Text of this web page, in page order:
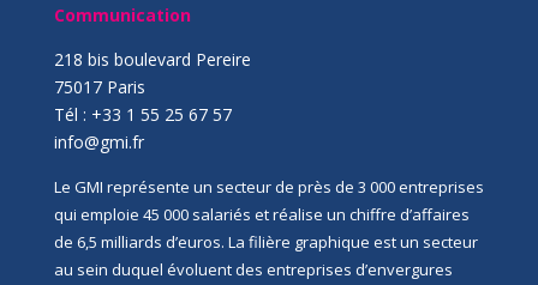
Communication
218 bis boulevard Pereire
75017 Paris
Tél : +33 1 55 25 67 57
info@gmi.fr
Le GMI représente un secteur de près de 3 000 entreprises
qui emploie 45 000 salariés et réalise un chiffre d’affaires
de 6,5 milliards d’euros. La filière graphique est un secteur
au sein duquel évoluent des entreprises d’envergures